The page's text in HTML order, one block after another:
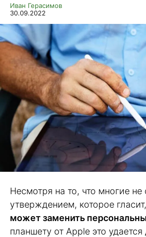
Иван Герасимов
30.09.2022
Несмотря на то, что многие не
утверждением, которое
может заменить
планшету от Apple это удается